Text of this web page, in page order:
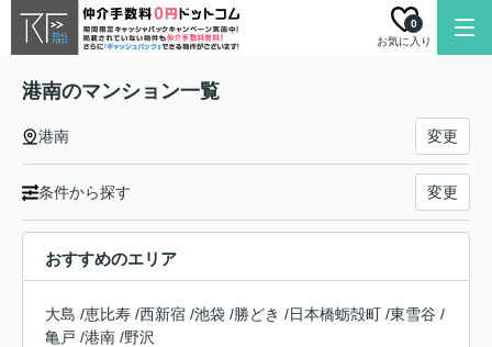
お気に入り
0
港南のマンション一覧
港南 変更
条件から探す 変更
おすすめのエリア
大島 /恵比寿 /西新宿 /池袋 /勝どき /日本橋蛎殻町 /東雪谷 /
亀戸 /港南 /野沢